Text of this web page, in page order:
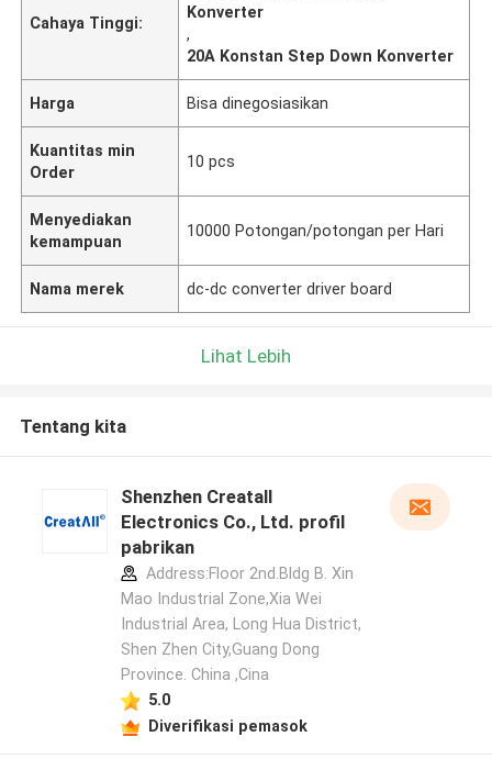
Tinggalkan pesan
Kami akan segera menghubungi Anda
Cahaya Tinggi:
Konverter
,
20A Konstan Step Down Konverter
Harga Bisa dinegosiasikan
Kuantitas min
Order
10 pcs
Menyediakan
kemampuan
10000 Potongan/potongan per Hari
Nama merek dc-dc converter driver board
Lihat Lebih
Tentang kita
Shenzhen Creatall
Electronics Co., Ltd. profil
pabrikan
Address:Floor 2nd.Bldg B. Xin
Mao Industrial Zone,Xia Wei
Industrial Area, Long Hua District,
Shen Zhen City,Guang Dong
Province. China ,Cina
5.0
Diverifikasi pemasok